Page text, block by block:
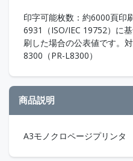
印字可能枚数：約6000頁印
6931（ISO/IEC 19752）に
刷した場合の公表値です。
8300（PR-L8300）
商品説明
A3モノクロページプリンタ